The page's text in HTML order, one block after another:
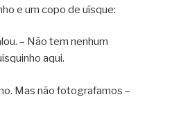
e um copo de uísque:
– Não tem nenhum
aqui.
Mas não fotografamos –